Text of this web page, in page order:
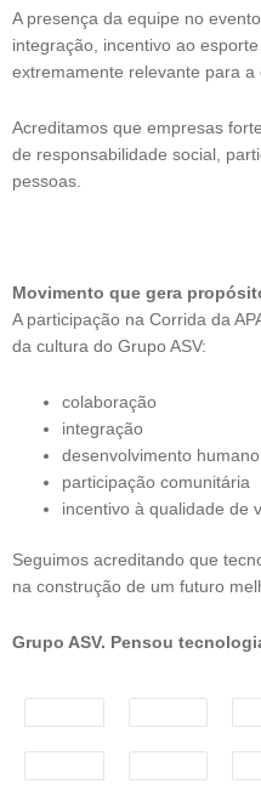
A presença da equipe no
integração, incentivo ao
extremamente relevante para a
Acreditamos que empresas
de responsabilidade social,
pessoas.
Movimento que gera
A participação na Corrida da
da cultura do Grupo ASV:
colaboração
integração
desenvolvimento humano
participação comunitária
incentivo à qualidade de
Seguimos acreditando que
na construção de um futuro
Grupo ASV. Pensou